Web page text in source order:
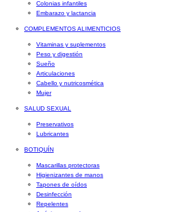
Colonias infantiles
Embarazo y lactancia
COMPLEMENTOS ALIMENTICIOS
Vitaminas y suplementos
Peso y digestión
Sueño
Articulaciones
Cabello y nutricosmética
Mujer
SALUD SEXUAL
Preservativos
Lubricantes
BOTIQUÍN
Mascarillas protectoras
Higienizantes de manos
Tapones de oídos
Desinfección
Repelentes